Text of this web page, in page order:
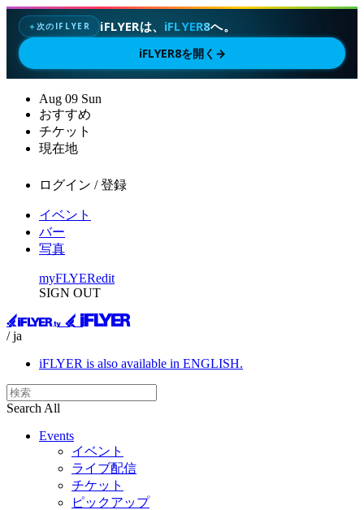
✦次のIFLYER iFLYERは、 iFLYER8へ。
iFLYER8を開く →
Aug 09 Sun
おすすめ
チケット
現在地
ログイン / 登録
イベント
バー
写真
myFLYERedit
SIGN OUT
/ ja
iFLYER is also available in ENGLISH.
Search All
Events
イベント
ライブ配信
チケット
ピックアップ